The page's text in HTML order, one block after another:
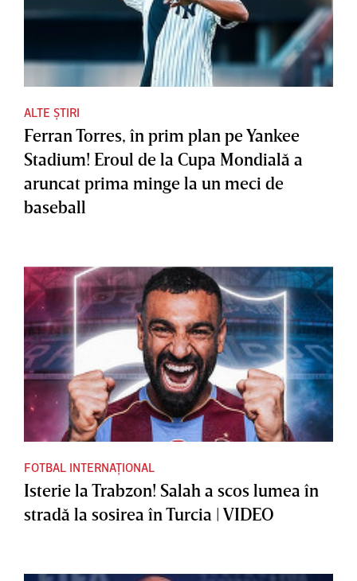
ALTE ȘTIRI
Ferran Torres, în prim plan pe Yankee
Stadium! Eroul de la Cupa Mondială a
aruncat prima minge la un meci de
baseball
FOTBAL INTERNAȚIONAL
Isterie la Trabzon! Salah a scos lumea în
stradă la sosirea în Turcia | VIDEO